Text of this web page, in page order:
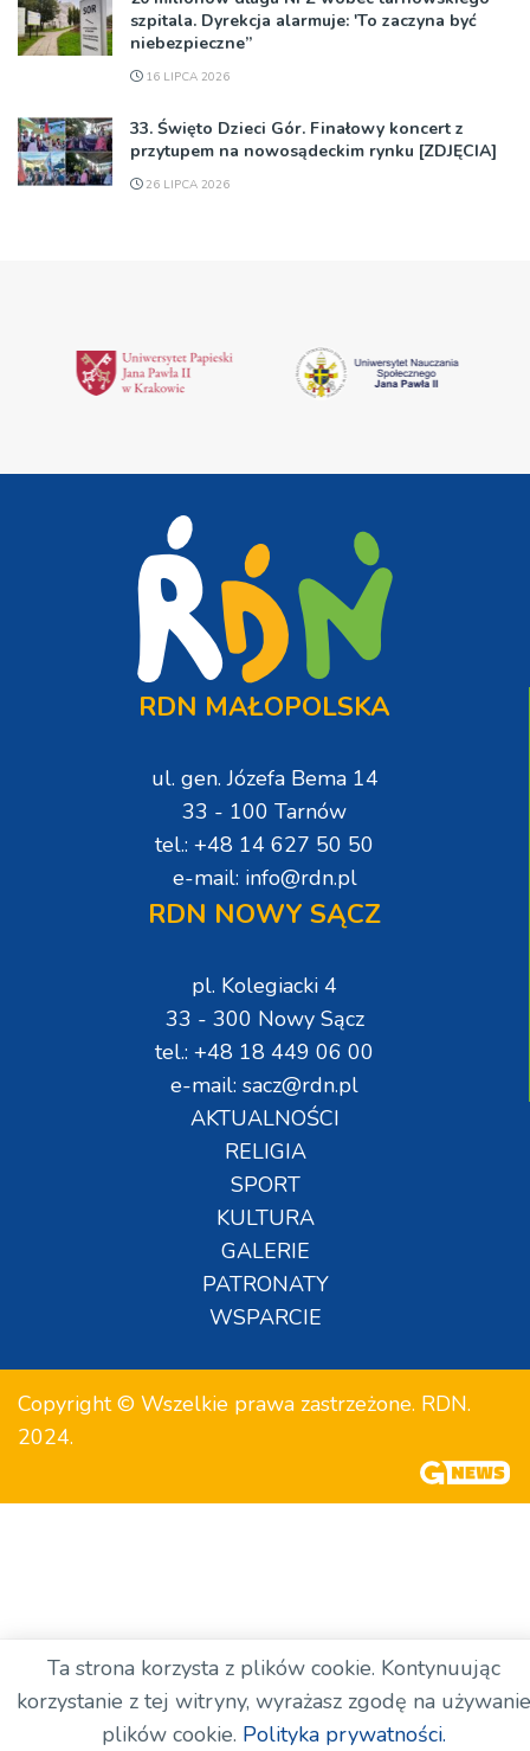
szpitala. Dyrekcja alarmuje: 'To zaczyna być
niebezpieczne”
16 LIPCA 2026
33. Święto Dzieci Gór. Finałowy koncert z
przytupem na nowosądeckim rynku [ZDJĘCIA]
26 LIPCA 2026
RDN MAŁOPOLSKA
ul. gen. Józefa Bema 14
33 - 100 Tarnów
tel.: +48 14 627 50 50
e-mail: info@rdn.pl
RDN NOWY SĄCZ
pl. Kolegiacki 4
33 - 300 Nowy Sącz
tel.: +48 18 449 06 00
e-mail: sacz@rdn.pl
AKTUALNOŚCI
RELIGIA
SPORT
KULTURA
GALERIE
PATRONATY
WSPARCIE
Copyright © Wszelkie prawa zastrzeżone. RDN.
2024.
Ta strona korzysta z plików cookie. Kontynuując
korzystanie z tej witryny, wyrażasz zgodę na używanie
plików cookie. Polityka prywatności.